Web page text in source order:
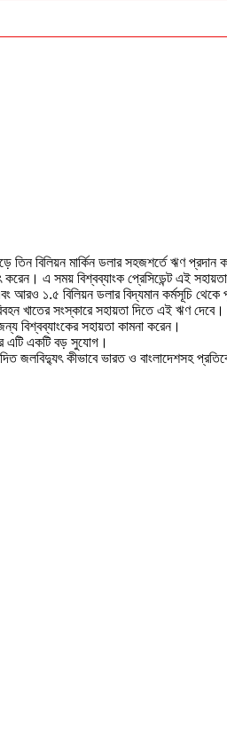
তিন বিলিয়ন মার্কিন ডলার সহজশর্তে ঋণ
করেন। এ সময় বিশ্বব্যাংক প্রেসিডেন্ট এই
১.৫ বিলিয়ন ডলার বিদ্যমান কর্মসূচি থেকে
খাতের সংস্কারে সহায়তা দিতে এই ঋণ দেবে।
বিশ্বব্যাংকের সহায়তা কামনা করেন।
এটি একটি বড় সুযোগ।
জলবিদ্যুৎ কীভাবে ভারত ও বাংলাদেশসহ